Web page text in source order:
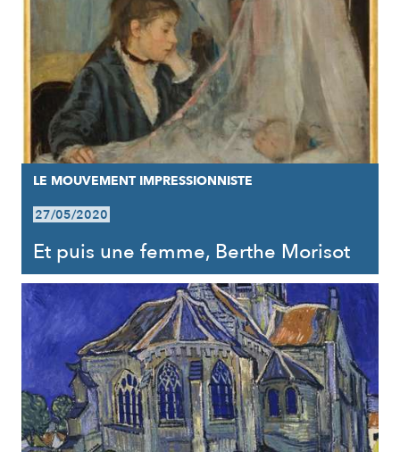
LE MOUVEMENT IMPRESSIONNISTE
27/05/2020
Et puis une femme, Berthe Morisot